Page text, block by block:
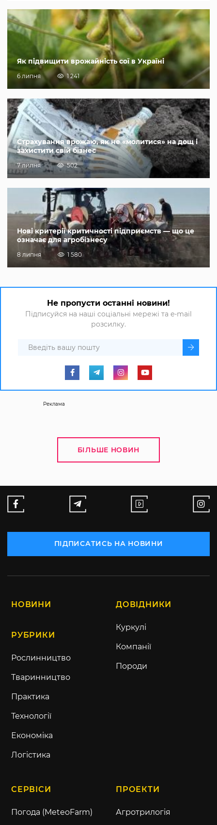
Як підвищити врожайність сої в Україні
6 липня 1 241
Страхування врожаю, як не «молитися» на дощ і
захистити свій бізнес
7 липня 502
Нові критерії критичності підприємств — що це
означає для агробізнесу
8 липня 1 580
Не пропусти останні новини!
Підписуйся на наші соціальні мережі та e-mail
розсилку.
Реклама
БІЛЬШЕ НОВИН
ПІДПИСАТИСЬ НА НОВИНИ
НОВИНИ
РУБРИКИ
Рослинництво
Тваринництво
Практика
Технології
Економіка
Логістика
ДОВІДНИКИ
Куркулі
Компанії
Породи
СЕРВІСИ
Погода (MeteoFarm)
ПРОЕКТИ
Агротрилогія